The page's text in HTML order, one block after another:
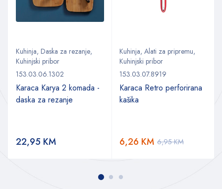
Kuhinja, Daska za rezanje,
Kuhinjski pribor
153.03.06.1302
Karaca Karya 2 komada -
daska za rezanje
22,95 KM
Kuhinja, Alati za pripremu,
Kuhinjski pribor
153.03.07.8919
Karaca Retro perforirana
kašika
6,95KM
6,26 KM